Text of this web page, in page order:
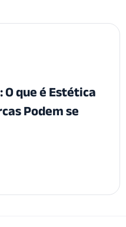
O que é Estética
Podem se